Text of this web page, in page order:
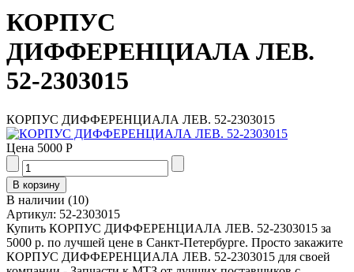
КОРПУС
ДИФФЕРЕНЦИАЛА ЛЕВ.
52-2303015
КОРПУС ДИФФЕРЕНЦИАЛА ЛЕВ. 52-2303015
Цена 5000 Р
В наличии (10)
Артикул: 52-2303015
Купить КОРПУС ДИФФЕРЕНЦИАЛА ЛЕВ. 52-2303015 за
5000 р. по лучшей цене в Санкт-Петербурге. Просто закажите
КОРПУС ДИФФЕРЕНЦИАЛА ЛЕВ. 52-2303015 для своей